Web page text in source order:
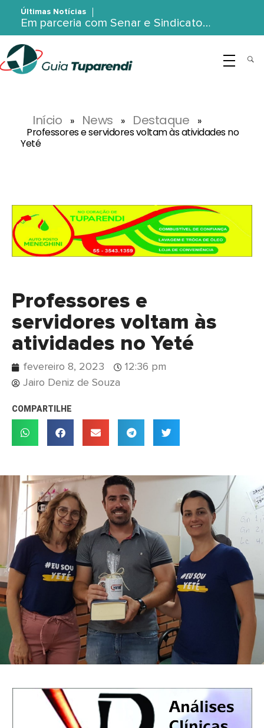
Últimas Notícias
Em parceria com Senar e Sindicato…
Início » News » Destaque
»
Professores e servidores voltam às atividades no
Yeté
Professores e
servidores voltam às
atividades no Yeté
fevereiro 8, 2023
12:36 pm
Jairo Deniz de Souza
COMPARTILHE